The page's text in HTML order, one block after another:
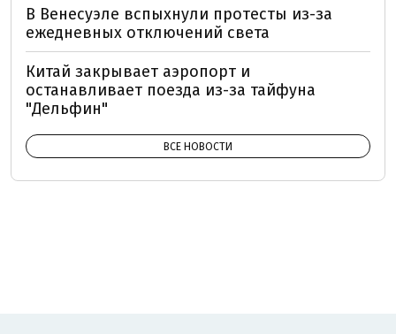
В Венесуэле вспыхнули протесты из-за
ежедневных отключений света
Китай закрывает аэропорт и
останавливает поезда из-за тайфуна
"Дельфин"
ВСЕ НОВОСТИ